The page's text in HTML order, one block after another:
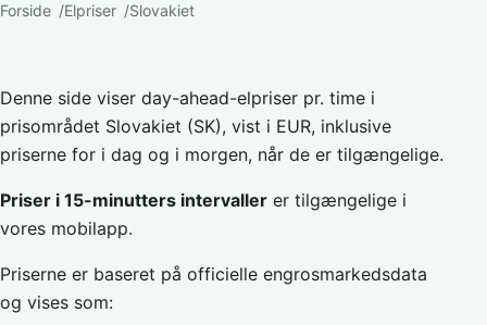
Forside Elpriser Slovakiet
Denne side viser day-ahead-elpriser pr. time i
prisområdet Slovakiet (SK), vist i EUR, inklusive
priserne for i dag og i morgen, når de er tilgængelige.
Priser i 15-minutters intervaller er tilgængelige i
vores mobilapp.
Priserne er baseret på officielle engrosmarkedsdata
og vises som: